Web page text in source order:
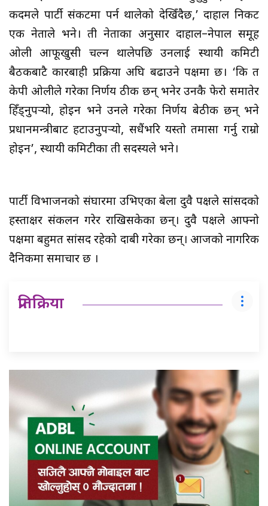
कदमले पार्टी संकटमा पर्न थालेको देखिँदैछ,’ दाहाल निकट
एक नेताले भने। ती नेताका अनुसार दाहाल–नेपाल समूह
ओली आफूखुसी चल्न थालेपछि उनलाई स्थायी कमिटी
बैठकबाटै कारबाही प्रक्रिया अघि बढाउने पक्षमा छ। ‘कि त
केपी ओलीले गरेका निर्णय ठीक छन् भनेर उनकै फेरो समातेर
हिँड्नुपर्‍यो, होइन भने उनले गरेका निर्णय बेठीक छन् भने
प्रधानमन्त्रीबाट हटाउनुपर्‍यो, सधैंभरि यस्तो तमासा गर्नु राम्रो
होइन’, स्थायी कमिटीका ती सदस्यले भने।
पार्टी विभाजनको संघारमा उभिएका बेला दुवै पक्षले सांसदको
हस्ताक्षर संकलन गरेर राखिसकेका छन्। दुवै पक्षले आफ्नो
पक्षमा बहुमत सांसद रहेको दाबी गरेका छन्। आजको नागरिक
दैनिकमा समाचार छ ।
प्रतिक्रिया